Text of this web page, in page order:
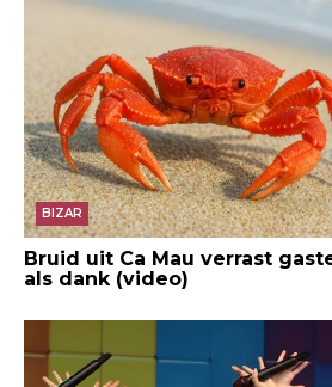
BIZAR
Bruid uit Ca Mau verrast
als dank (video)